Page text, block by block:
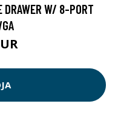
DRAWER W/ 8-PORT